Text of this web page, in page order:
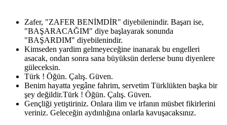
Zafer, "ZAFER BENİMDİR" diyebilenindir. Başarı ise,
"BAŞARACAĞIM" diye başlayarak sonunda
"BAŞARDIM" diyebilenindir.
Kimseden yardim gelmeyeceğine inanarak bu engelleri
asacak, ondan sonra sana büyüksün derlerse bunu diyenlere
güleceksin.
Türk ! Öğün. Çalış. Güven.
Benim hayatta yegâne fahrim, servetim Türklükten başka bir
şey değildir.Türk ! Öğün. Çalış. Güven.
Gençliği yetiştiriniz. Onlara ilim ve irfanın müsbet fikirlerini
veriniz. Geleceğin aydınlığına onlarla kavuşacaksınız.